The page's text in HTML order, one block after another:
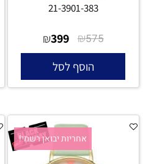
21-3901-383
₪575
₪399
הוסף לסל
אחריות יבואן רשמי!